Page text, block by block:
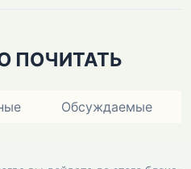
ПОЧИТАТЬ
Обсуждаемые